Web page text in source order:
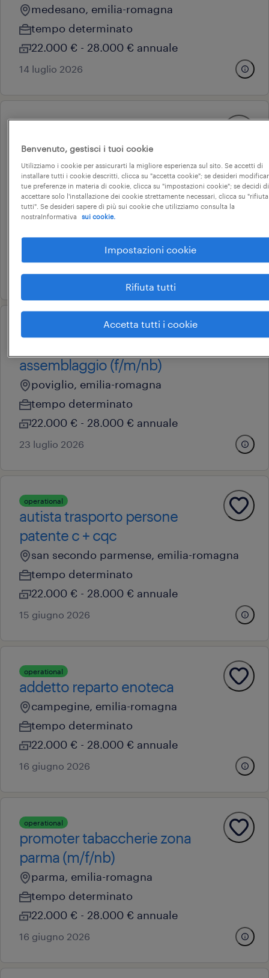
medesano, emilia-romagna
tempo determinato
22.000 € - 28.000 € annuale
14 luglio 2026
addetto alla logistica - pt
pomeridiano (m/f/nb)
campegine, emilia-romagna
tempo determinato
dhl express (italy) srl
13 luglio 2026
assemblaggio (f/m/nb)
poviglio, emilia-romagna
tempo determinato
22.000 € - 28.000 € annuale
23 luglio 2026
operational
autista trasporto persone
patente c + cqc
san secondo parmense, emilia-romagna
tempo determinato
22.000 € - 28.000 € annuale
15 giugno 2026
operational
addetto reparto enoteca
campegine, emilia-romagna
tempo determinato
22.000 € - 28.000 € annuale
16 giugno 2026
operational
promoter tabaccherie zona
parma (m/f/nb)
parma, emilia-romagna
tempo determinato
22.000 € - 28.000 € annuale
16 giugno 2026
Benvenuto, gestisci i tuoi cookie
Utilizziamo i cookie per assicurarti la migliore esperienza sul sito. Se accetti di
installare tutti i cookie descritti, clicca su "accetta cookie"; se desideri
tue preferenze in materia di cookie, clicca su "impostazioni cookie"; se decidi di
accettare solo l'installazione dei cookie strettamente necessari, clicca su "rifiuta
tutti". Se desideri sapere di più sui cookie che utilizziamo consulta la
nostraInformativa
sui cookie.
Impostazioni cookie
Rifiuta tutti
Accetta tutti i cookie